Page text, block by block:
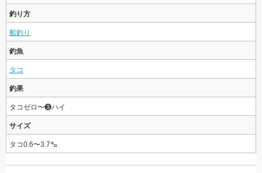
釣り方
船釣り
釣魚
タコ
釣果
タコゼロ〜❸ハイ
サイズ
タコ0.6〜3.7㌔